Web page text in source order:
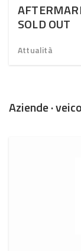
SOLD OUT
Attualità
Aziende ·